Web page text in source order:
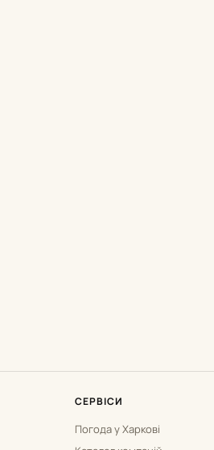
СЕРВІСИ
Погода у Харкові